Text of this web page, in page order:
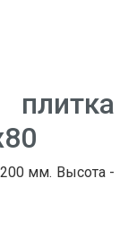
мм. Высота -